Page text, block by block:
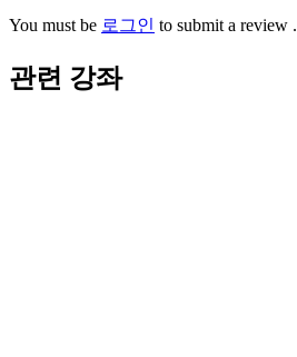
You must be 로그인 to submit a review .
관련 강좌